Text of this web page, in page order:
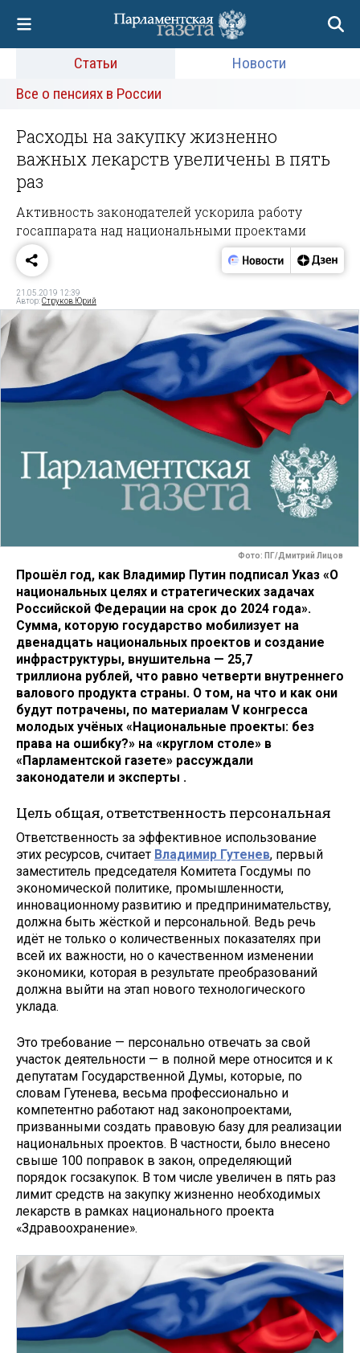
Статьи
Новости
Все о пенсиях в России
Расходы на закупку жизненно
важных лекарств увеличены в пять
раз
Активность законодателей ускорила работу
госаппарата над национальными проектами
21.05.2019 12:39
Автор:Струков Юрий
Фото: ПГ/Дмитрий Лицов
Прошёл год, как Владимир Путин подписал Указ «О
национальных целях и стратегических задачах
Российской Федерации на срок до 2024 года».
Сумма, которую государство мобилизует на
двенадцать национальных проектов и создание
инфраструктуры, внушительна — 25,7
триллиона рублей, что равно четверти внутреннего
валового продукта страны. О том, на что и как они
будут потрачены, по материалам V конгресса
молодых учёных «Национальные проекты: без
права на ошибку?» на «круглом столе» в
«Парламентской газете» рассуждали
законодатели и эксперты .
Цель общая, ответственность персональная
Ответственность за эффективное использование
этих ресурсов, считает Владимир Гутенев, первый
заместитель председателя Комитета Госдумы по
экономической политике, промышленности,
инновационному развитию и предпринимательству,
должна быть жёсткой и персональной. Ведь речь
идёт не только о количественных показателях при
всей их важности, но о качественном изменении
экономики, которая в результате преобразований
должна выйти на этап нового технологического
уклада.
Это требование — персонально отвечать за свой
участок деятельности — в полной мере относится и к
депутатам Государственной Думы, которые, по
словам Гутенева, весьма профессионально и
компетентно работают над законопроектами,
призванными создать правовую базу для реализации
национальных проектов. В частности, было внесено
свыше 100 поправок в закон, определяющий
порядок госзакупок. В том числе увеличен в пять раз
лимит средств на закупку жизненно необходимых
лекарств в рамках национального проекта
«Здравоохранение».